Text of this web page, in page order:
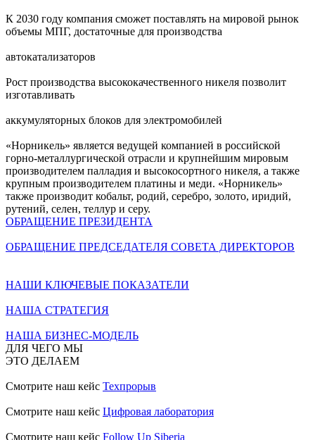
К 2030 году компания сможет поставлять на мировой рынок
объемы МПГ, достаточные для производства
автокатализаторов
Рост производства высококачественного никеля позволит
изготавливать
аккумуляторных блоков для электромобилей
«Норникель» является ведущей компанией в российской
горно-металлургической отрасли и крупнейшим мировым
производителем палладия и высокосортного никеля, а также
крупным производителем платины и меди. «Норникель»
также производит кобальт, родий, серебро, золото, иридий,
рутений, селен, теллур и серу.
ОБРАЩЕНИЕ ПРЕЗИДЕНТА
ОБРАЩЕНИЕ ПРЕДСЕДАТЕЛЯ СОВЕТА ДИРЕКТОРОВ
НАШИ КЛЮЧЕВЫЕ ПОКАЗАТЕЛИ
НАША СТРАТЕГИЯ
НАША БИЗНЕС-МОДЕЛЬ
ДЛЯ ЧЕГО МЫ
ЭТО ДЕЛАЕМ
Смотрите наш кейс Техпрорыв
Смотрите наш кейс Цифровая лаборатория
Смотрите наш кейс Follow Up Siberia